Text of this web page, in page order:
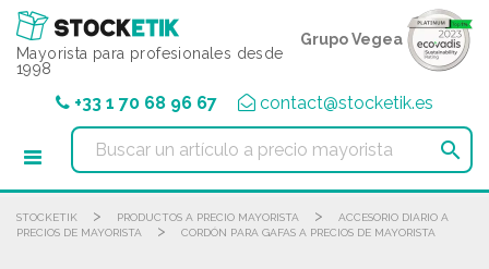
Mayorista para profesionales desde
1998
Grupo Vegea
+33 1 70 68 96 67 contact@stocketik.es

STOCKETIK > PRODUCTOS A PRECIO MAYORISTA >
ACCESORIO DIARIO A
PRECIOS DE MAYORISTA
> CORDÓN PARA GAFAS A PRECIOS DE MAYORISTA
Panel de gestión de cookies